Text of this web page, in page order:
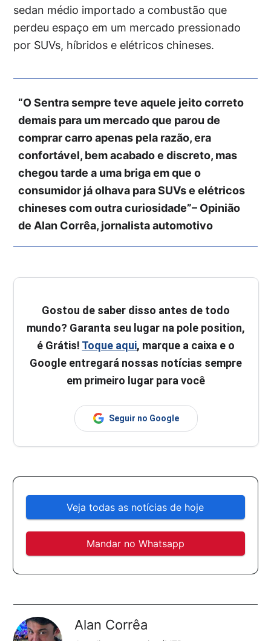
sedan médio importado a combustão que
perdeu espaço em um mercado pressionado
por SUVs, híbridos e elétricos chineses.
“O Sentra sempre teve aquele jeito correto
demais para um mercado que parou de
comprar carro apenas pela razão, era
confortável, bem acabado e discreto, mas
chegou tarde a uma briga em que o
consumidor já olhava para SUVs e elétricos
chineses com outra curiosidade”– Opinião
de Alan Corrêa, jornalista automotivo
Gostou de saber disso antes de todo
mundo? Garanta seu lugar na pole position,
é Grátis! Toque aqui, marque a caixa e o
Google entregará nossas notícias sempre
em primeiro lugar para você
Seguir no Google
Veja todas as notícias de hoje
Mandar no Whatsapp
Alan Corrêa